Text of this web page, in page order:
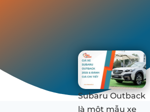
Subaru Outback
là một mẫu xe